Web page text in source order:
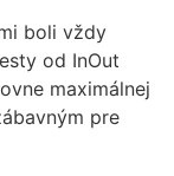
boli vždy
od InOut
maximálnej
pre